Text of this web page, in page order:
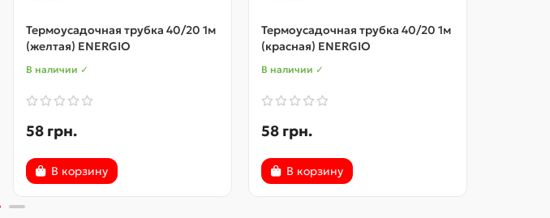
Термоусадочная трубка 40/20 1м
(желтая) ENERGIO
В наличии ✓
58 грн.
В корзину
Термоусадочная трубка 40/20 1м
(красная) ENERGIO
В наличии ✓
58 грн.
В корзину